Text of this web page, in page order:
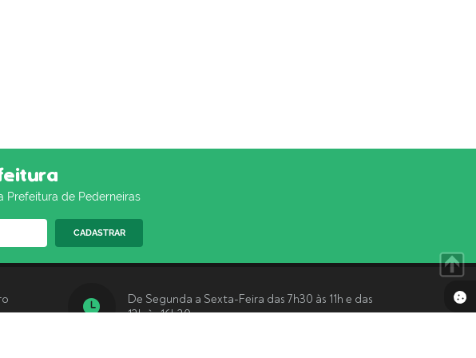
Prefeitura de Pederneiras
CADASTRAR
De Segunda a Sexta-Feira das 7h30 às 11h e das
13h às 16h30